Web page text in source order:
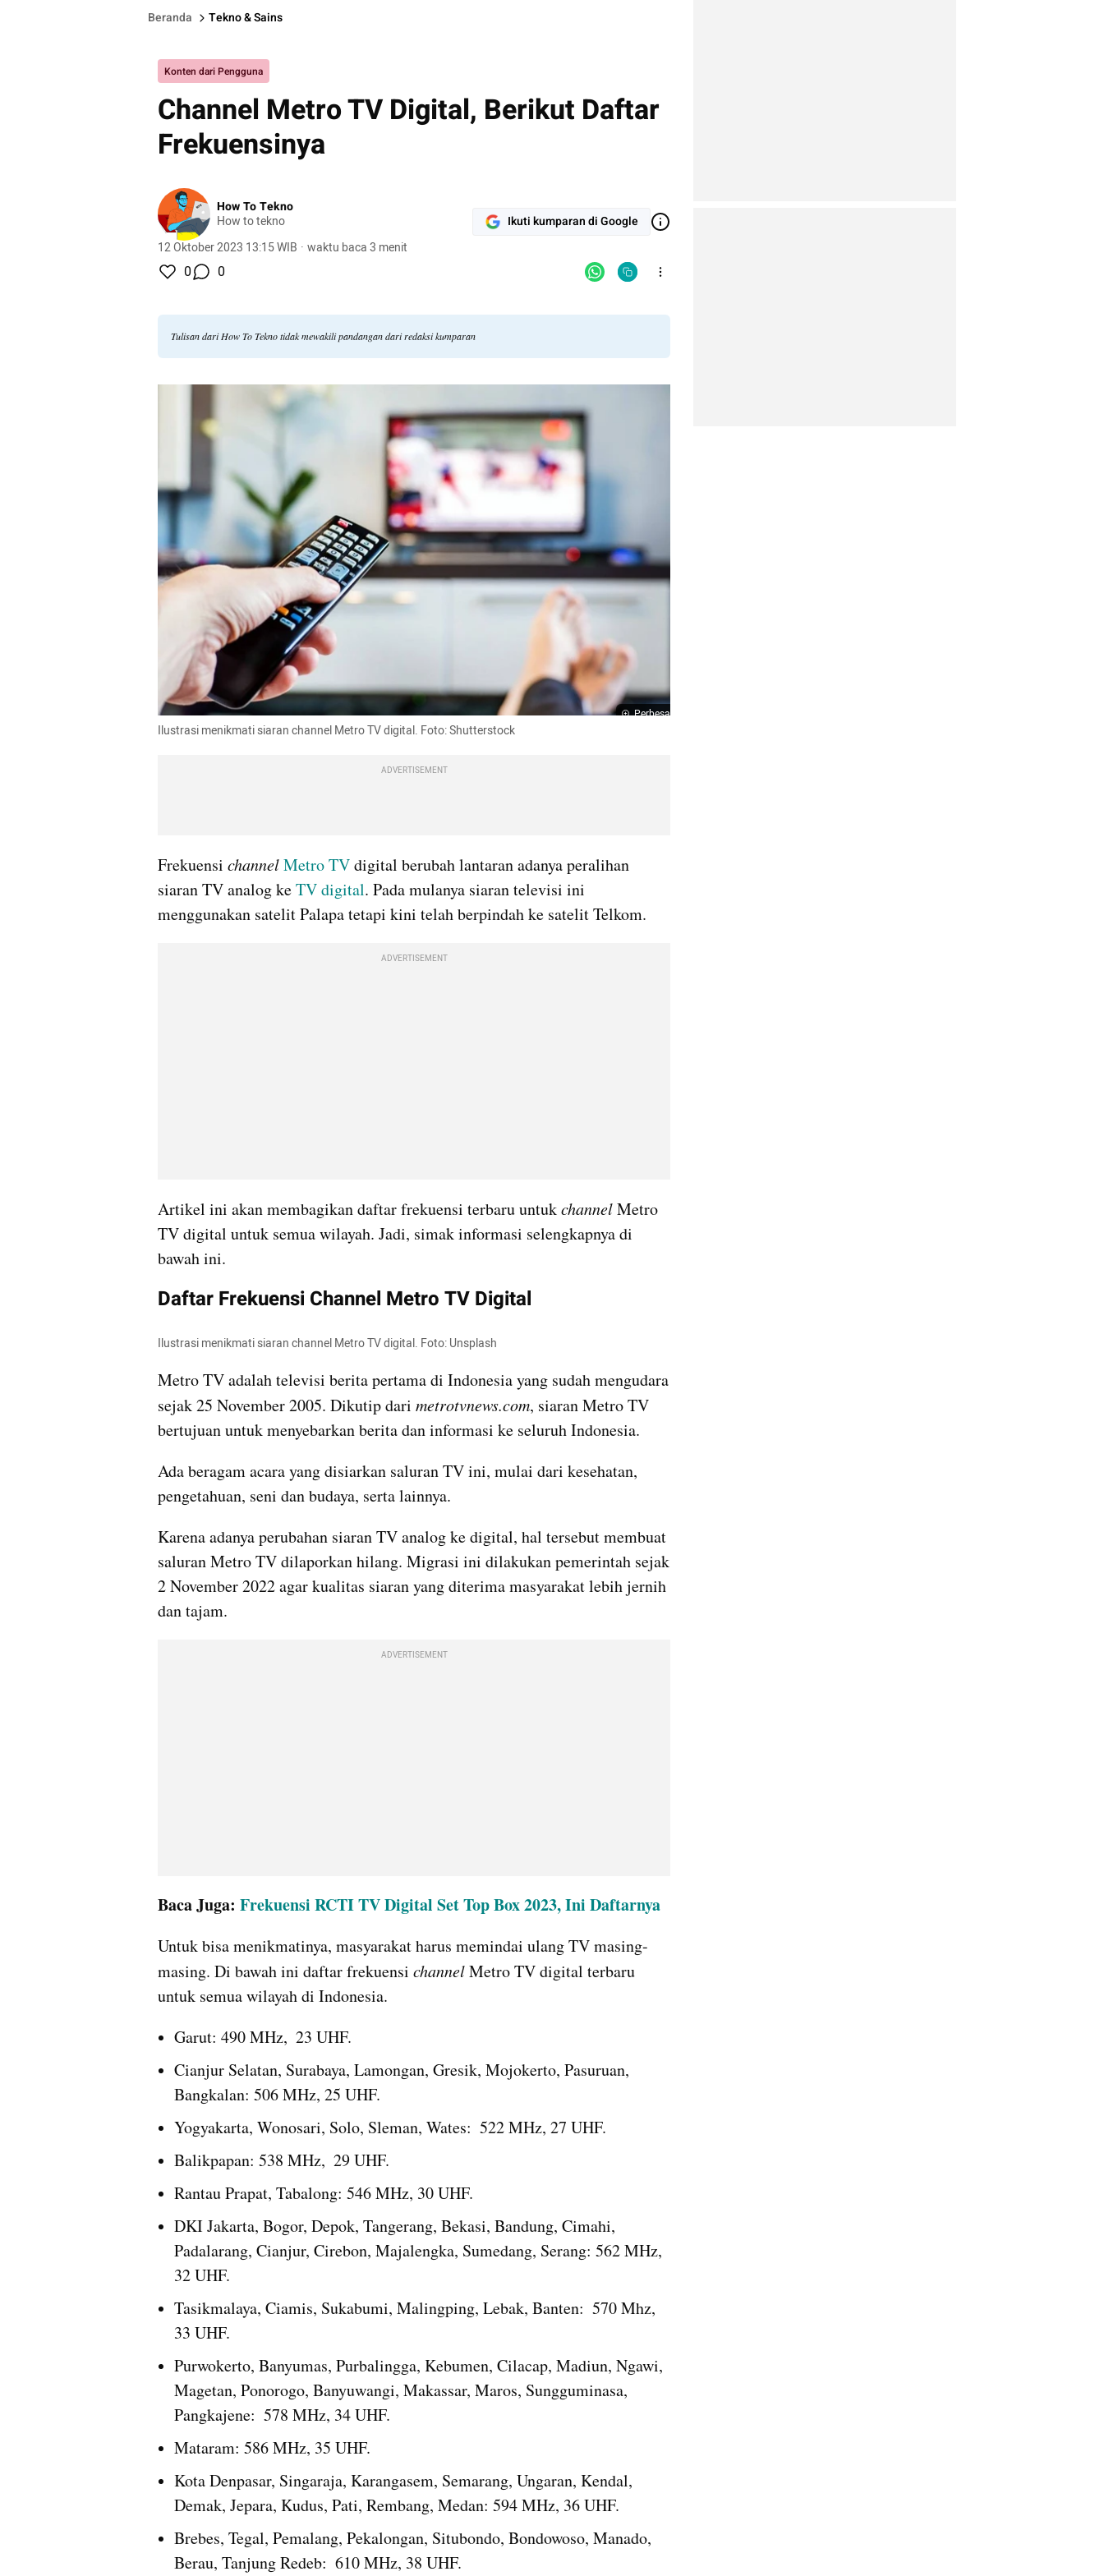
Beranda Tekno & Sains
Konten dari Pengguna
Channel Metro TV Digital, Berikut Daftar
Frekuensinya
How To Tekno
How to tekno
12 Oktober 2023 13:15 WIB · waktu baca 3 menit
Ikuti kumparan di Google
0 0
Tulisan dari How To Tekno tidak mewakili pandangan dari redaksi kumparan
Perbesar
Ilustrasi menikmati siaran channel Metro TV digital. Foto: Shutterstock
ADVERTISEMENT
Frekuensi channel Metro TV digital berubah lantaran adanya peralihan
siaran TV analog ke TV digital. Pada mulanya siaran televisi ini
menggunakan satelit Palapa tetapi kini telah berpindah ke satelit Telkom.
ADVERTISEMENT
Artikel ini akan membagikan daftar frekuensi terbaru untuk channel Metro
TV digital untuk semua wilayah. Jadi, simak informasi selengkapnya di
bawah ini.
Daftar Frekuensi Channel Metro TV Digital
Ilustrasi menikmati siaran channel Metro TV digital. Foto: Unsplash
Metro TV adalah televisi berita pertama di Indonesia yang sudah mengudara
sejak 25 November 2005. Dikutip dari metrotvnews.com, siaran Metro TV
bertujuan untuk menyebarkan berita dan informasi ke seluruh Indonesia.
Ada beragam acara yang disiarkan saluran TV ini, mulai dari kesehatan,
pengetahuan, seni dan budaya, serta lainnya.
Karena adanya perubahan siaran TV analog ke digital, hal tersebut membuat
saluran Metro TV dilaporkan hilang. Migrasi ini dilakukan pemerintah sejak
2 November 2022 agar kualitas siaran yang diterima masyarakat lebih jernih
dan tajam.
ADVERTISEMENT
Baca Juga: Frekuensi RCTI TV Digital Set Top Box 2023, Ini Daftarnya
Untuk bisa menikmatinya, masyarakat harus memindai ulang TV masing-
masing. Di bawah ini daftar frekuensi channel Metro TV digital terbaru
untuk semua wilayah di Indonesia.
Garut: 490 MHz,  23 UHF.
Cianjur Selatan, Surabaya, Lamongan, Gresik, Mojokerto, Pasuruan,
Bangkalan: 506 MHz, 25 UHF.
Yogyakarta, Wonosari, Solo, Sleman, Wates:  522 MHz, 27 UHF.
Balikpapan: 538 MHz,  29 UHF.
Rantau Prapat, Tabalong: 546 MHz, 30 UHF.
DKI Jakarta, Bogor, Depok, Tangerang, Bekasi, Bandung, Cimahi,
Padalarang, Cianjur, Cirebon, Majalengka, Sumedang, Serang: 562 MHz,
32 UHF.
Tasikmalaya, Ciamis, Sukabumi, Malingping, Lebak, Banten:  570 Mhz,
33 UHF.
Purwokerto, Banyumas, Purbalingga, Kebumen, Cilacap, Madiun, Ngawi,
Magetan, Ponorogo, Banyuwangi, Makassar, Maros, Sungguminasa,
Pangkajene:  578 MHz, 34 UHF.
Mataram: 586 MHz, 35 UHF.
Kota Denpasar, Singaraja, Karangasem, Semarang, Ungaran, Kendal,
Demak, Jepara, Kudus, Pati, Rembang, Medan: 594 MHz, 36 UHF.
Brebes, Tegal, Pemalang, Pekalongan, Situbondo, Bondowoso, Manado,
Berau, Tanjung Redeb:  610 MHz, 38 UHF.